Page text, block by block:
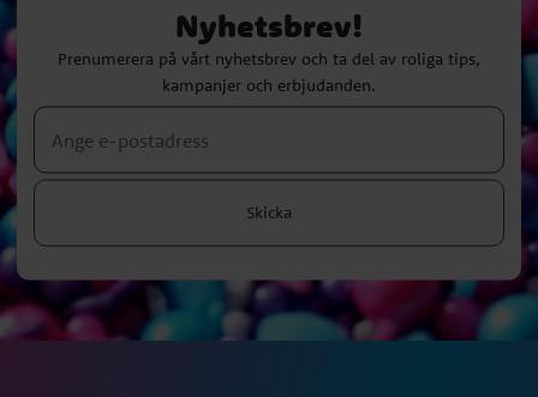
Nyhetsbrev!
Prenumerera på vårt nyhetsbrev och ta del av roliga tips,
kampanjer och erbjudanden.
Skicka